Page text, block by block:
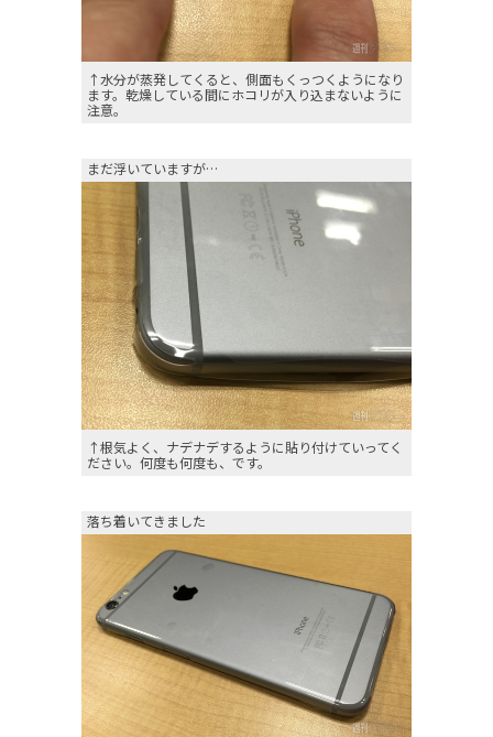
↑水分が蒸発してくると、側面もくっつくようになり
ます。乾燥している間にホコリが入り込まないように
注意。
まだ浮いていますが…
↑根気よく、ナデナデするように貼り付けていってく
ださい。何度も何度も、です。
落ち着いてきました